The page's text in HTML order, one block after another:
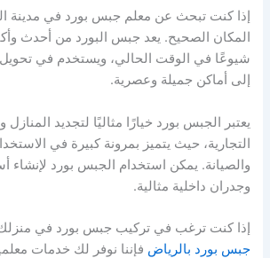
إذا كنت تبحث عن معلم جبس بورد في مدينة
المكان الصحيح. يعد جبس البورد من أحدث
شيوعًا في الوقت الحالي، ويستخدم في تحويل
إلى أماكن جميلة وعصرية.
يعتبر الجبس بورد خيارًا مثاليًا لتجديد
التجارية، حيث يتميز بمرونة كبيرة في
والصيانة. يمكن استخدام الجبس بورد
وجدران داخلية مثالية.
إذا كنت ترغب في تركيب جبس بورد في منزلك
جبس بورد بالرياض فإننا نوفر لك خدمات